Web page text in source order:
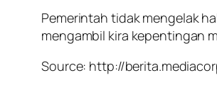
Pemerintah tidak mengelak
mengambil kira kepentingan
Source: http://